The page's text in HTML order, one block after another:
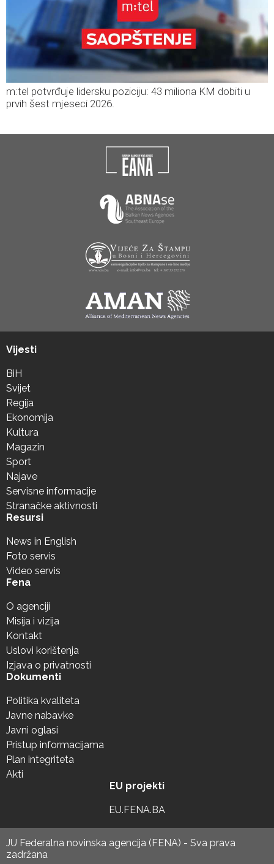
m:tel potvrđuje lidersku poziciju: 43 miliona KM dobiti u
prvih šest mjeseci 2026.
Vijesti
BiH
Svijet
Regija
Ekonomija
Kultura
Magazin
Sport
Najave
Servisne informacije
Stranačke aktivnosti
Resursi
News in English
Foto servis
Video servis
Fena
O agenciji
Misija i vizija
Kontakt
Uslovi korištenja
Izjava o privatnosti
Dokumenti
Politika kvaliteta
Javne nabavke
Javni oglasi
Pristup informacijama
Plan integriteta
Akti
EU projekti
EU.FENA.BA
JU Federalna novinska agencija (FENA) - Sva prava
zadržana